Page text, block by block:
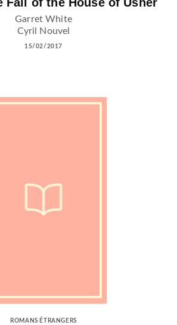
Garret White
Cyril Nouvel
15/02/2017
ROMANS ÉTRANGERS